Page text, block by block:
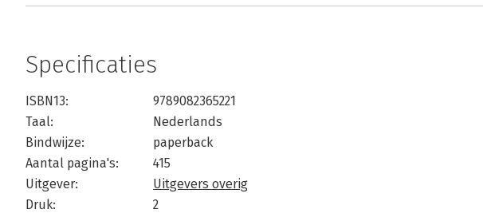
Specificaties
ISBN13:
9789082365221
Taal:
Nederlands
Bindwijze:
paperback
Aantal pagina's:
415
Uitgever:
Uitgevers overig
Druk:
2